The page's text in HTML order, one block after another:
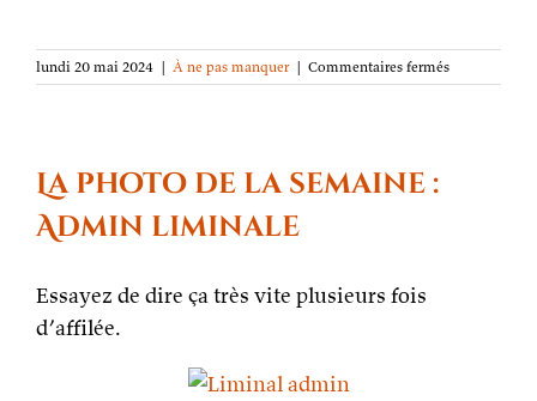
lundi 20 mai 2024 | À ne pas manquer | Commentaires ferméssur
En
La photo de la semaine :
Admin liminale
Essayez de dire ça très vite plusieurs fois
d’affilée.